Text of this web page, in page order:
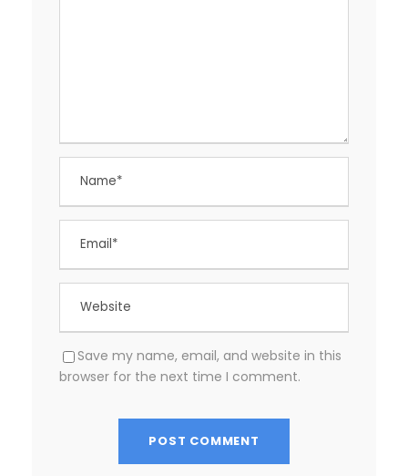
Save my name, email, and website in this
browser for the next time I comment.